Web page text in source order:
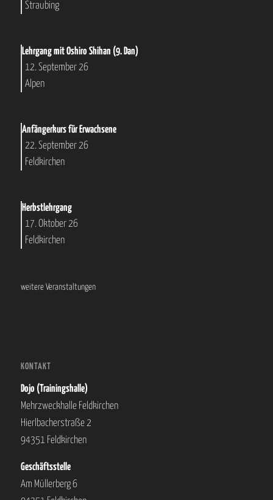
Straubing
Lehrgang mit Oshiro Shihan (9. Dan)
12. September 26
Alpen
Anfängerkurs für Erwachsene
22. September 26
Feldkirchen
Herbstlehrgang
17. Oktober 26
Feldkirchen
weitere Veranstaltungen
KONTAKT
Dojo (Trainingshalle)
Mehrzweckhalle Feldkirchen
Hierlbacherstraße 2
94351 Feldkirchen
Geschäftsstelle
Am Müllerberg 6